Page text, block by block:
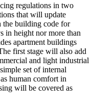
regulations in two
that will update
the building code for
in height nor more than
apartment buildings
first stage will also add
and light industrial
set of internal
human comfort in
will be covered as